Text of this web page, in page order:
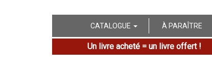
CATALOGUE À PARAÎTRE
Un livre acheté = un livre offert !